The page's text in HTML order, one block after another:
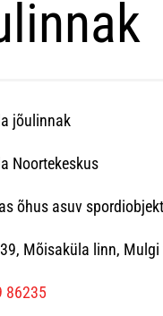
jõulinnak
Noortekeskus
õhus asuv spordiobjekt
Mõisaküla linn,
86235